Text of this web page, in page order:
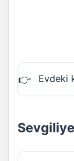
Evdeki